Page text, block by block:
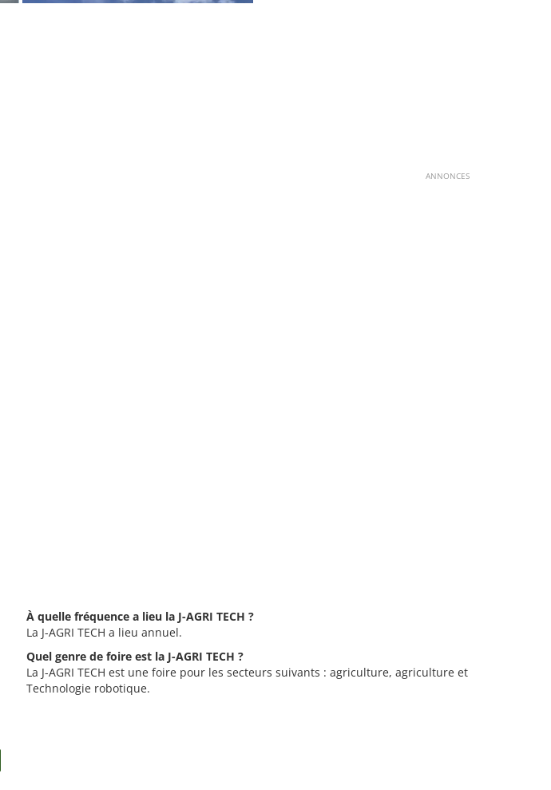
ANNONCES
À quelle fréquence a lieu la J-AGRI TECH ?
La J-AGRI TECH a lieu annuel.
Quel genre de foire est la J-AGRI TECH ?
La J-AGRI TECH est une foire pour les secteurs suivants : agriculture, agriculture et
Technologie robotique.